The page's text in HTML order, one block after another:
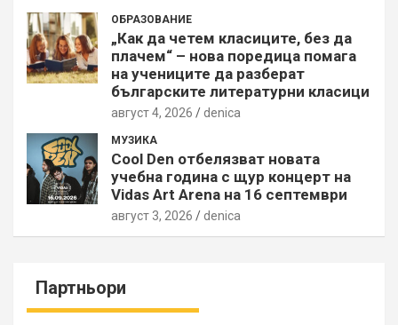
ОБРАЗОВАНИЕ
„Как да четем класиците, без да
плачем“ – нова поредица помага
на учениците да разберат
българските литературни класици
август 4, 2026 denica
МУЗИКА
Cool Den отбелязват новата
учебна година с щур концерт на
Vidas Art Arena на 16 септември
август 3, 2026 denica
Партньори